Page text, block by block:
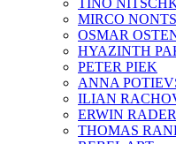
TINO
MIRCO
OSMAR
HYAZINTH
PETER PIEK
ANNA
ILIAN
ERWIN
THOMAS